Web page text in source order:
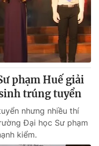
phạm Huế giải
trúng tuyển
nhưng nhiều thí
Đại học Sư phạm
kiểm.